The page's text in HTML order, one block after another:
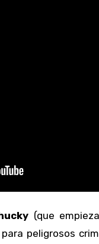
(que
peligrosos